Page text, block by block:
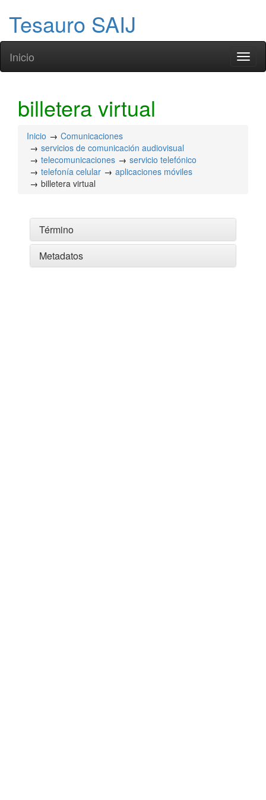
Tesauro SAIJ
Inicio
billetera virtual
Inicio
Comunicaciones
servicios de comunicación audiovisual
telecomunicaciones
servicio telefónico
telefonía celular
aplicaciones móviles
billetera virtual
Término
Metadatos